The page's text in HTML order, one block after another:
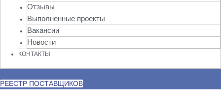
Отзывы
Выполненные проекты
Вакансии
Новости
КОНТАКТЫ
РЕЕСТР ПОСТАВЩИКОВ